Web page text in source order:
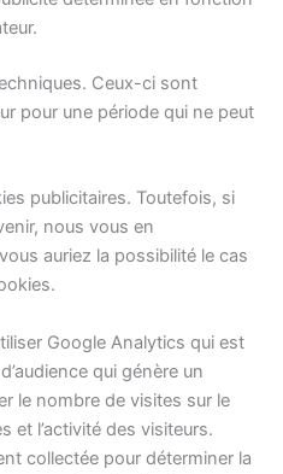
Ceux-ci sont
pour une période qui ne peut
publicitaires. Toutefois, si
nous vous en
auriez la possibilité le cas
Google Analytics qui est
qui génère un
le nombre de visites sur le
et l’activité des visiteurs.
collectée pour déterminer la